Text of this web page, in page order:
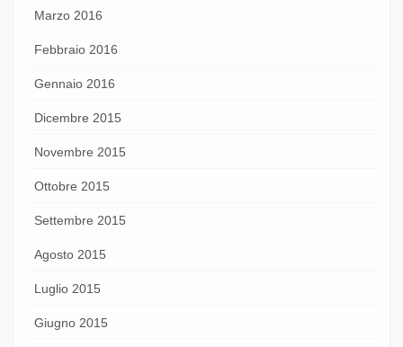
Marzo 2016
Febbraio 2016
Gennaio 2016
Dicembre 2015
Novembre 2015
Ottobre 2015
Settembre 2015
Agosto 2015
Luglio 2015
Giugno 2015